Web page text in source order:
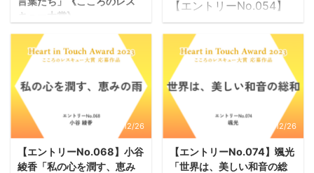
キュー大賞》
ハートインタッチアワー
ド2023 こころのレスキ
ュー大賞 受賞作品 【エ
ントリーNo.023】 すが
わらえみ 作品タイトル :
バイスタンダーの私を救
ってくれた SNSの言葉た
ち 当時、大学生だった
私は、ボランティア活動
【エントリーNo.054】
中也 作品タイトル : 「も
ういいよ」がくれたもの
男だから。社会人だか
ら。夫だから。父親だか
ら。 令和２年９月１８
日。鬱病の診断をくださ
れた時、まさか自分がと
耳を疑った。不眠、食欲
不振から始まった体調不
2023/12/26
【エントリーNo.068】小谷
綾香「私の心を潤す、恵み
2023/12/26
【エントリーNo.074】颯光
「世界は、美しい和音の総